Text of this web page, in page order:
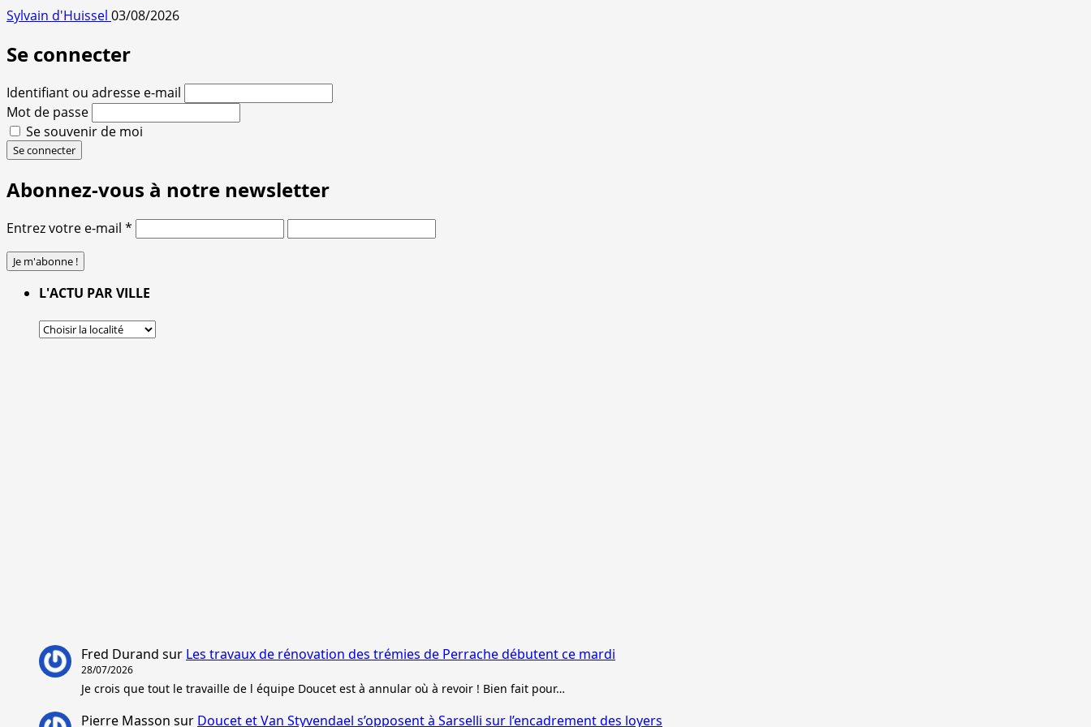
Sylvain d'Huissel 03/08/2026
Se connecter
Identifiant ou adresse e-mail
Mot de passe
Se souvenir de moi
Se connecter
Abonnez-vous à notre newsletter
Entrez votre e-mail *
L'ACTU PAR VILLE
Fred Durand sur Les travaux de rénovation des trémies de Perrache débutent ce mardi
28/07/2026
Je crois que tout le travaille de l équipe Doucet est à annular où à revoir ! Bien fait pour…
Pierre Masson sur Doucet et Van Styvendael s’opposent à Sarselli sur l’encadrement des loyers